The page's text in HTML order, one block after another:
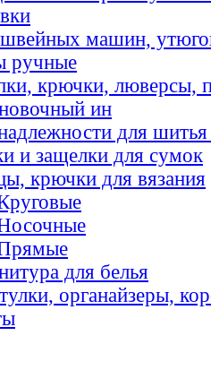
машин,
ручные
крючки, люверсы,
ин
для шитья
и защелки для сумок
крючки для вязания
для белья
органайзеры,